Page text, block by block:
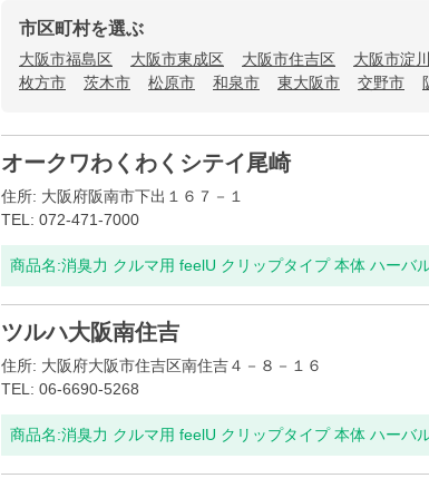
市区町村を選ぶ
大阪市福島区 大阪市東成区 大阪市住吉区 大阪市淀
枚方市
茨木市 松原市 和泉市 東大阪市 交野市
オークワわくわくシテイ尾崎
住所: 大阪府阪南市下出１６７－１
TEL: 072-471-7000
商品名:消臭力 クルマ用 feelU クリップタイプ 本体 ハーバ
ツルハ大阪南住吉
住所: 大阪府大阪市住吉区南住吉４－８－１６
TEL: 06-6690-5268
商品名:消臭力 クルマ用 feelU クリップタイプ 本体 ハーバ